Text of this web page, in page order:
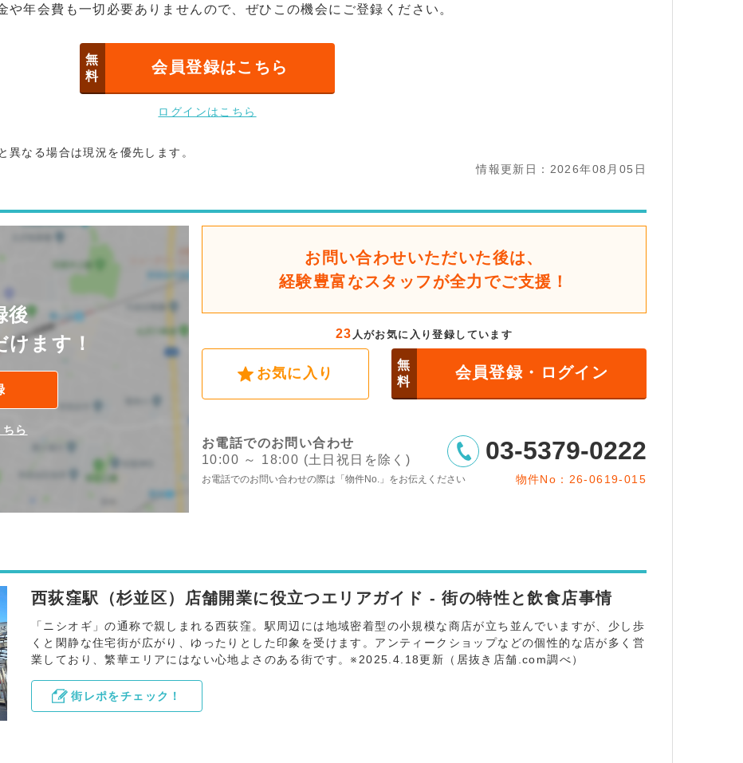
や年会費も一切必要ありませんので、ぜひこの機会にご登録ください。
無
料
会員登録はこちら
ログインはこちら
なる場合は現況を優先します。
情報更新日：2026年08月05日
後
ます！
ら
お問い合わせいただいた後は、
経験豊富なスタッフが全力でご支援！
23 人がお気に入り登録しています
お気に入り
無
料
会員登録・ログイン
お電話でのお問い合わせ
10:00 ～ 18:00 (土日祝日を除く)
03-5379-0222
お電話でのお問い合わせの際は「物件No.」をお伝えください 物件No：26-0619-015
西荻窪駅（杉並区）店舗開業に役立つエリアガイド - 街の特性と飲食店事情
「ニシオギ」の通称で親しまれる西荻窪。駅周辺には地域密着型の小規模な商店が立ち並んでいますが、少し歩
くと閑静な住宅街が広がり、ゆったりとした印象を受けます。アンティークショップなどの個性的な店が多く営
業しており、繁華エリアにはない心地よさのある街です。※2025.4.18更新（居抜き店舗.com調べ）
街レポをチェック！